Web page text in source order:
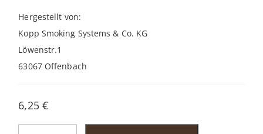
Hergestellt von:
Kopp Smoking Systems & Co. KG
Löwenstr.1
63067 Offenbach
6,25 €